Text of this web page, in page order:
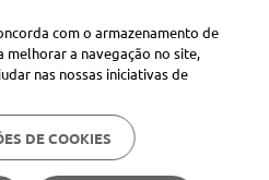
com o armazenamento de
a navegação no site,
nas nossas iniciativas de
DE COOKIES